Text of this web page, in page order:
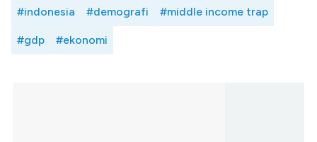
#indonesia #demografi #middle income trap
#gdp #ekonomi